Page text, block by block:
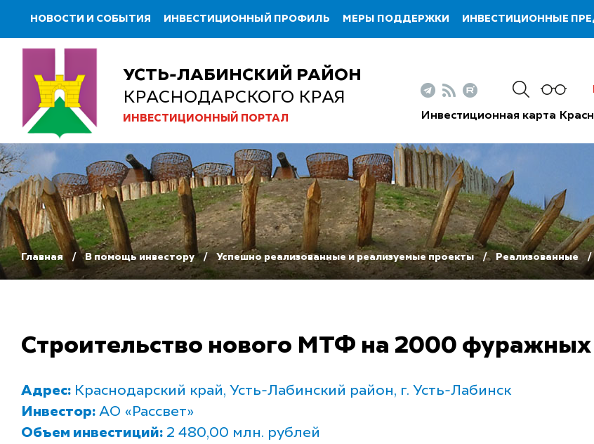
НОВОСТИ И СОБЫТИЯ ИНВЕСТИЦИОННЫЙ ПРОФИЛЬ МЕРЫ ПОДДЕРЖКИ ИНВЕСТИЦИОННЫЕ
УСТЬ-ЛАБИНСКИЙ РАЙОН
КРАСНОДАРСКОГО КРАЯ
ИНВЕСТИЦИОННЫЙ ПОРТАЛ Инвестиционная карта
Главная В помощь инвестору Успешно реализованные и реализуемые проекты Реализованные
Строительство нового МТФ на 2000 фуражных
Адрес: Краснодарский край, Усть-Лабинский район, г. Усть-Лабинск
Инвестор: АО «Рассвет»
Объем инвестиций: 2 480,00 млн. рублей